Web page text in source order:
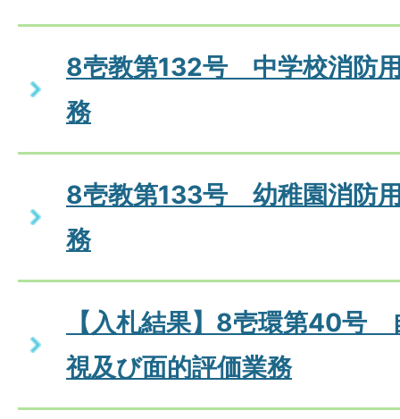
8壱教第132号 中学校消防
務
8壱教第133号 幼稚園消防
務
【入札結果】8壱環第40号
視及び面的評価業務